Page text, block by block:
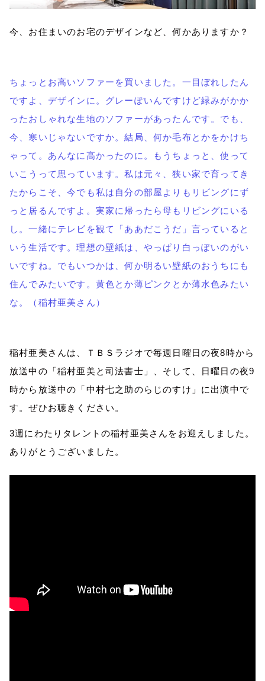
今、お住まいのお宅のデザインなど、何かありますか？
ちょっとお高いソファーを買いました。一目ぼれしたん
ですよ、デザインに。グレーぽいんですけど緑みがかか
ったおしゃれな生地のソファーがあったんです。でも、
今、寒いじゃないですか。結局、何か毛布とかをかけち
ゃって。あんなに高かったのに。もうちょっと、使って
いこうって思っています。私は元々、狭い家で育ってき
たからこそ、今でも私は自分の部屋よりもリビングにず
っと居るんですよ。実家に帰ったら母もリビングにいる
し。一緒にテレビを観て「ああだこうだ」言っていると
いう生活です。理想の壁紙は、やっぱり白っぽいのがい
いですね。でもいつかは、何か明るい壁紙のおうちにも
住んでみたいです。黄色とか薄ピンクとか薄水色みたい
な。（稲村亜美さん）
稲村亜美さんは、ＴＢＳラジオで毎週日曜日の夜8時から
放送中の「稲村亜美と司法書士」、そして、日曜日の夜9
時から放送中の「中村七之助のらじのすけ」に出演中で
す。ぜひお聴きください。
3週にわたりタレントの稲村亜美さんをお迎えしました。
ありがとうございました。